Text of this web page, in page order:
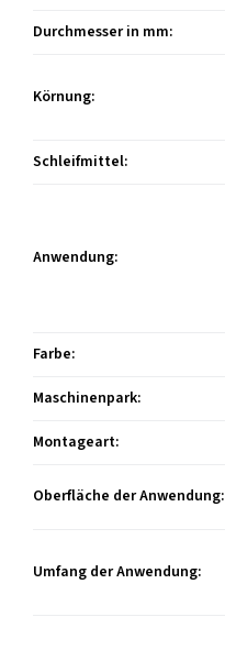
Durchmesser in mm:
Körnung:
Schleifmittel:
Anwendung:
Farbe:
Maschinenpark:
Montageart:
Oberfläche der Anwendung:
Umfang der Anwendung: